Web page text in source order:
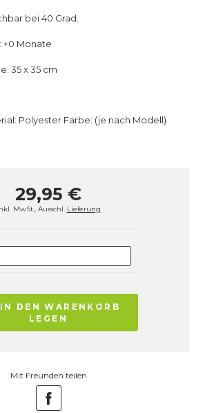
bei 40 Grad.
+0 Monate
35 x 35 cm
Polyester Farbe: (je nach Modell)
29,95 €
MwSt., Ausschl. Lieferung
IN DEN WARENKORB
LEGEN
Mit Freunden teilen